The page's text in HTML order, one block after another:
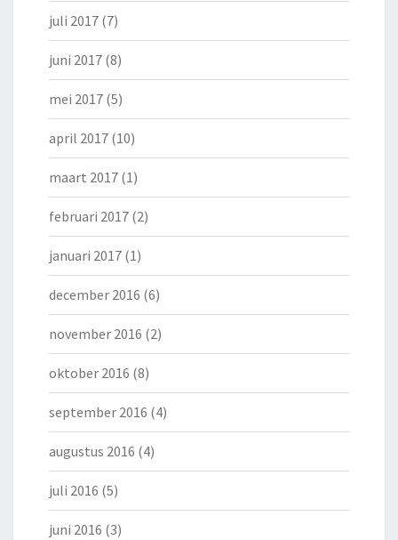
juli 2017 (7)
juni 2017 (8)
mei 2017 (5)
april 2017 (10)
maart 2017 (1)
februari 2017 (2)
januari 2017 (1)
december 2016 (6)
november 2016 (2)
oktober 2016 (8)
september 2016 (4)
augustus 2016 (4)
juli 2016 (5)
juni 2016 (3)